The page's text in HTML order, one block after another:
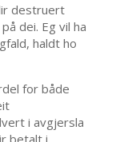
destruert
dei. Eg vil ha
haldt ho
for både
i avgjersla
betalt i